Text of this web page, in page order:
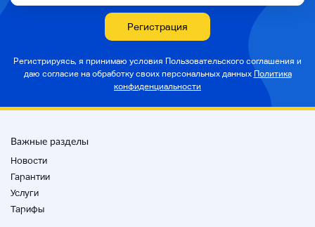
Производитель: Metal Jig 35g 1pc
Производитель: Metal Jig 30g 5pcs
Производитель: Metal Jig 28g 6pcs
Всего 44
Он смешивается с тем, что используется для
Существует также сильное чувство использования,
Пожалуйста, поставьте на левую сторону.
Наблюдается ухудшение перекраски и покраски
для использованных изделий.
Пожалуйста, проверьте фото для деталей цвета и
т.д.
Регистрация
Регистрируясь, я принимаю условия Пользовательского соглашения и
даю согласие на обработку своих персональных данных Политика
конфиденциальности
Важные разделы
Новости
Гарантии
Услуги
Тарифы